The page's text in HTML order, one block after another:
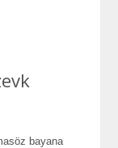
bayana